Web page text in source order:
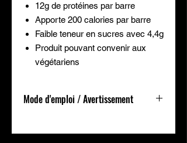
12g de protéines par barre
Apporte 200 calories par barre
Faible teneur en sucres avec 4,4g
Produit pouvant convenir aux
végétariens
Mode d'emploi / Avertissement
Consommez 1 portion de 38g en